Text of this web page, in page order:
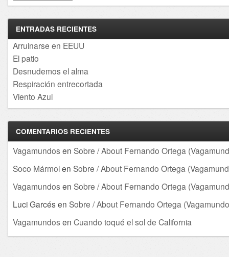
ENTRADAS RECIENTES
Arruinarse en EEUU
El patio
Desnudemos el alma
Respiración entrecortada
Viento Azul
COMENTARIOS RECIENTES
Vagamundos en Sobre / About Fernando Ortega
Soco Mármolen Sobre / About Fernando Ortega
Vagamundos en Sobre / About Fernando Ortega
Luci Garcés en Sobre / About Fernando Ortega
Vagamundos en Cuando toqué el sol de California